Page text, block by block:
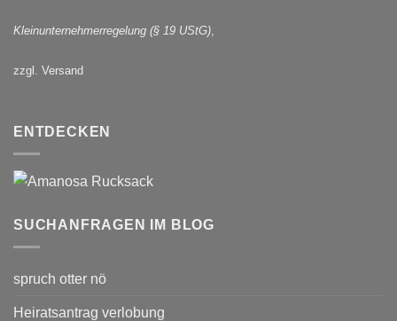
Kleinunternehmerregelung (§ 19 UStG)
zzgl. Versand
ENTDECKEN
SUCHANFRAGEN IM BLOG
spruch otter nö
Heiratsantrag verlobung